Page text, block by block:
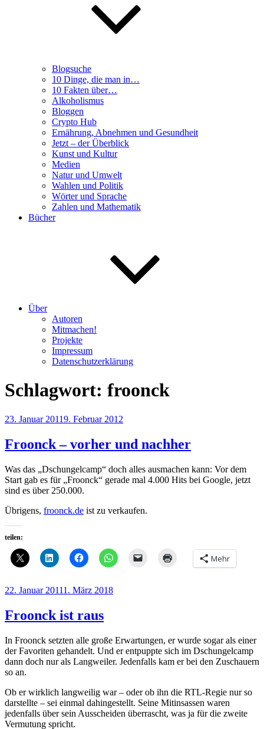
Blogsuche
10 Dinge, die man in…
10 Fakten über…
Alkoholismus
Bloggen
Crypto Hub
Ernährung, Abnehmen und Gesundheit
Jetzt – der Überblick
Kunst und Kultur
Medien
Natur und Umwelt
Wahlen und Politik
Wörter und Sprache
Zahlen und Mathematik
Bücher
Über
Autoren
Mitmachen!
Projekte
Impressum
Datenschutzerklärung
Schlagwort: froonck
Veröffentlicht
23. Januar 20119. Februar 2012
Froonck – vorher und nachher
Was das „Dschungelcamp“ doch alles ausmachen kann: Vor dem
Start gab es für „Froonck“ gerade mal 4.000 Hits bei Google, jetzt
sind es über 250.000.
Übrigens, froonck.de ist zu verkaufen.
teilen:
Mehr
Veröffentlicht
22. Januar 20111. März 2018
Froonck ist raus
In Froonck setzten alle große Erwartungen, er wurde sogar als einer
der Favoriten gehandelt. Und er entpuppte sich im Dschungelcamp
dann doch nur als Langweiler. Jedenfalls kam er bei den Zuschauern
so an.
Ob er wirklich langweilig war – oder ob ihn die RTL-Regie nur so
darstellte – sei einmal dahingestellt. Seine Mitinsassen waren
jedenfalls über sein Ausscheiden überrascht, was ja für die zweite
Vermutung spricht.